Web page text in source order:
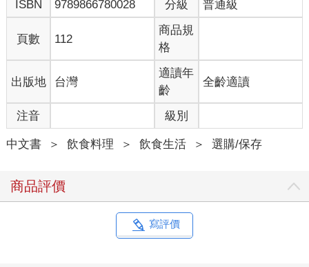
ISBN
9789866780028 分級 普通級
頁數 112
商品規
格
出版地 台灣
適讀年
齡
全齡適讀
注音 級別
中文書 ＞ 飲食料理 ＞ 飲食生活 ＞ 選購/保存
商品評價
寫評價